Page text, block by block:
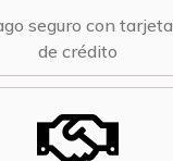
seguro con tarjeta
de crédito